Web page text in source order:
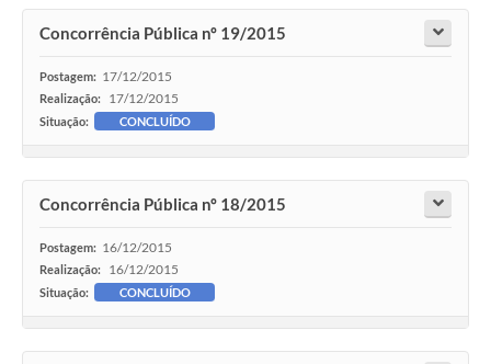
Concorrência Pública nº 19/2015
Postagem: 17/12/2015
Realização: 17/12/2015
Situação: CONCLUÍDO
Concorrência Pública nº 18/2015
Postagem: 16/12/2015
Realização: 16/12/2015
Situação: CONCLUÍDO